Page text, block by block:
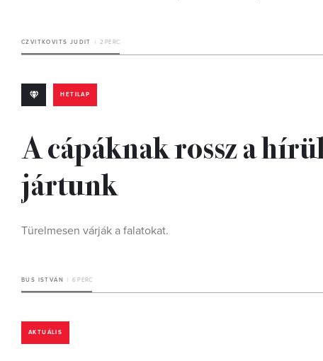
CZVITKOVITS JUDIT 2 PERC
HETILAP
A cápáknak rossz a
jártunk
Türelmesen várják a falatokat.
BUS ISTVÁN 6 PERC
AKTUÁLIS